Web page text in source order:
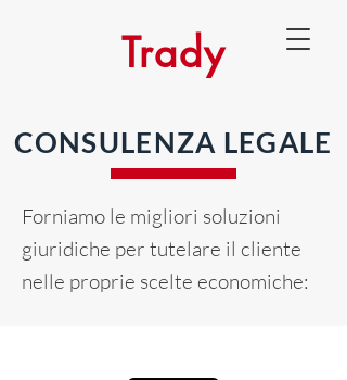
Trady
CONSULENZA LEGALE
Forniamo le migliori soluzioni
giuridiche per tutelare il cliente
nelle proprie scelte economiche: